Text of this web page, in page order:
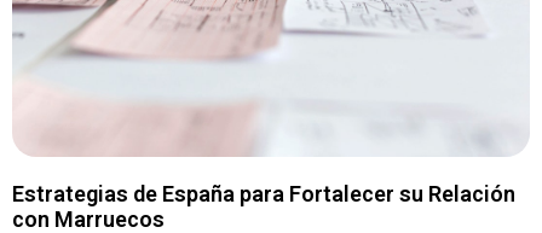
Estrategias de España para Fortalecer su Relación
con Marruecos